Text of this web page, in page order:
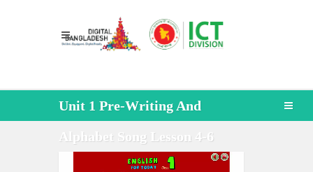
Unit 1 Pre-Writing And
Alphabet Song Lesson 4-6